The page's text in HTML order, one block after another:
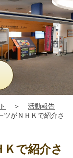
＞
活動報告
ツがＮＨＫで紹介さ
で紹介さ